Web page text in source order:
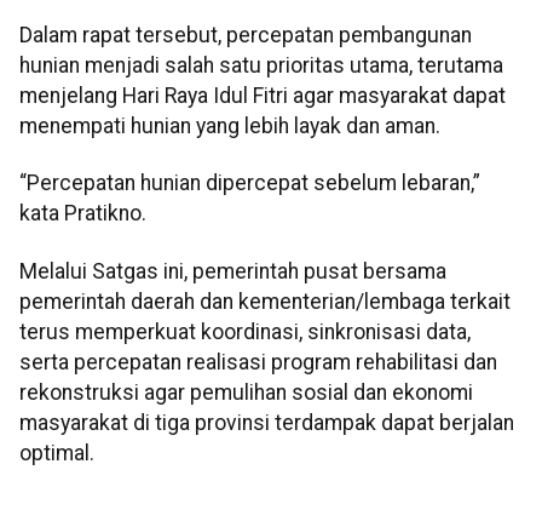
Dalam rapat tersebut, percepatan pembangunan
hunian menjadi salah satu prioritas utama, terutama
menjelang Hari Raya Idul Fitri agar masyarakat dapat
menempati hunian yang lebih layak dan aman.
“Percepatan hunian dipercepat sebelum lebaran,”
kata Pratikno.
Melalui Satgas ini, pemerintah pusat bersama
pemerintah daerah dan kementerian/lembaga terkait
terus memperkuat koordinasi, sinkronisasi data,
serta percepatan realisasi program rehabilitasi dan
rekonstruksi agar pemulihan sosial dan ekonomi
masyarakat di tiga provinsi terdampak dapat berjalan
optimal.